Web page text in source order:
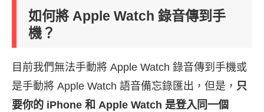
如何將 Apple Watch 錄音傳到手
機？
目前我們無法手動將 Apple Watch 錄音傳到手機或
是手動將 Apple Watch 語音備忘錄匯出，但是， 只
要你的 iPhone 和 Apple Watch 是登入同一個